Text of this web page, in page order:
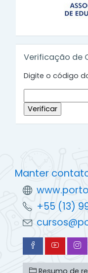
Verificação de
Digite o código
Manter
+55 (13)